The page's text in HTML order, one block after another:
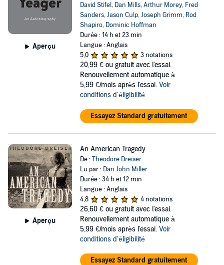
Aperçu
David Stifel, Dan Mills,Arthur Morey, Fred
Sanders,Jason Culp,Joseph Grimm, Rod
Shapiro, Dominic Hoffman
Durée : 14 h et 23 min
Langue : Anglais
5,0
3 notations
20,99 € ou gratuit avec l'essai.
Renouvellement automatique à
5,99 €/mois après l'essai. Voir
conditions d'éligibilité
Essayez Standard gratuitement
Aperçu
An American Tragedy
De :Theodore Dreiser
Lu par : Dan John Miller
Durée : 34 h et 12 min
Langue : Anglais
4,8
4 notations
26,60 € ou gratuit avec l'essai.
Renouvellement automatique à
5,99 €/mois après l'essai. Voir
conditions d'éligibilité
Essayez Standard gratuitement